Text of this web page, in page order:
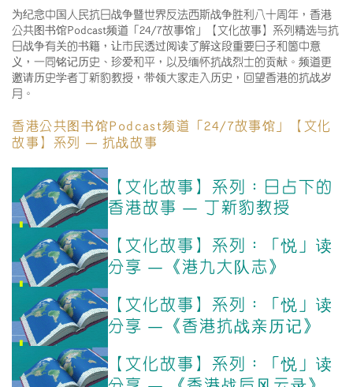
为纪念中国人民抗日战争暨世界反法西斯战争胜利八十周年，香港
公共图书馆Podcast频道「24/7故事馆」【文化故事】系列精选与抗
日战争有关的书籍，让市民透过阅读了解这段重要日子和箇中意
义，一同铭记历史、珍爱和平，以及缅怀抗战烈士的贡献。频道更
邀请历史学者丁新豹教授，带领大家走入历史，回望香港的抗战岁
月。
香港公共图书馆Podcast频道「24/7故事馆」【文化
故事】系列 — 抗战故事
【文化故事】系列：日占下的
香港故事 — 丁新豹教授
【文化故事】系列：「悦」读
分享 —《港九大队志》
【文化故事】系列：「悦」读
分享 —《香港抗战亲历记》
【文化故事】系列：「悦」读